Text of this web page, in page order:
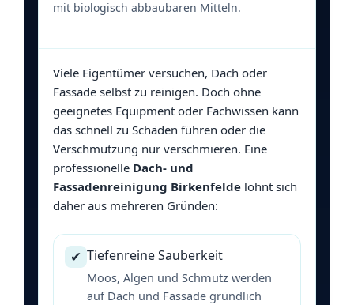
mit biologisch abbaubaren Mitteln.
Viele Eigentümer versuchen, Dach oder
Fassade selbst zu reinigen. Doch ohne
geeignetes Equipment oder Fachwissen kann
das schnell zu Schäden führen oder die
Verschmutzung nur verschmieren. Eine
professionelle Dach- und
Fassadenreinigung Birkenfeldelohnt sich
daher aus mehreren Gründen:
✔ Tiefenreine Sauberkeit
Moos, Algen und Schmutz werden
auf Dach und Fassade gründlich